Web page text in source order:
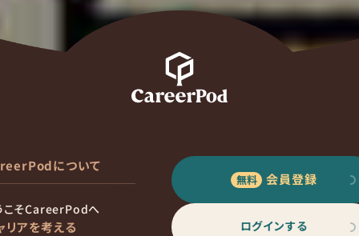
について
こそCareerPodへ
リアを考える
会員登録
ログインする